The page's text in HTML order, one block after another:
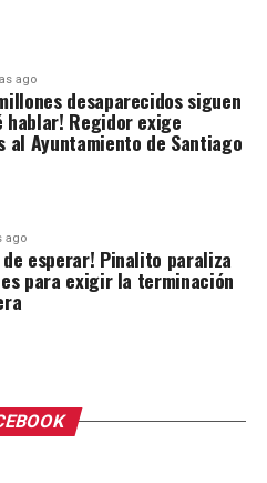
ago
desaparecidos siguen
hablar! Regidor exige
al Ayuntamiento de Santiago
ago
de esperar! Pinalito paraliza
para exigir la terminación